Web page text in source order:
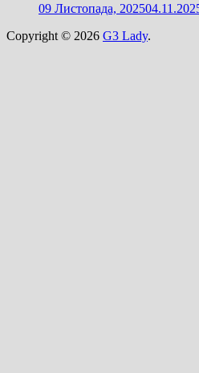
09 Листопада, 2025
Copyright © 2026 G3 Lady.